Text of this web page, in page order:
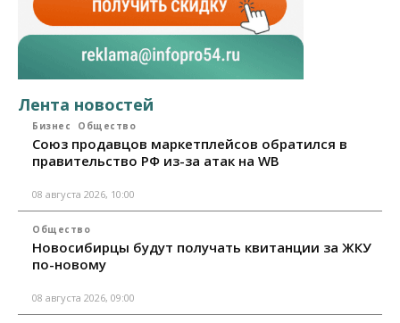
Лента новостей
Бизнес Общество
Союз продавцов маркетплейсов обратился в
правительство РФ из-за атак на WB
08 августа 2026, 10:00
Общество
Новосибирцы будут получать квитанции за ЖКУ
по-новому
08 августа 2026, 09:00